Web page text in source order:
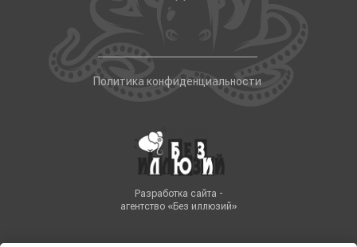
Политика конфиденциальности
Разработка сайта -
агентство «Без иллюзий»